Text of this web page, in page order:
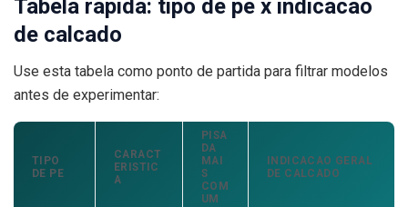
Tabela rapida: tipo de pe x indicacao
de calcado
Use esta tabela como ponto de partida para filtrar modelos
antes de experimentar:
TIPO
DE PE
CARACT
ERISTIC
A
PISA
DA
MAI
S
COM
UM
INDICACAO GERAL
DE CALCADO